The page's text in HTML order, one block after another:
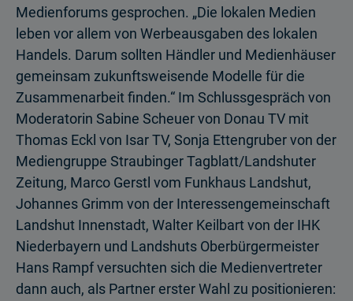
Medienforums gesprochen. „Die lokalen Medien
leben vor allem von Werbeausgaben des lokalen
Handels. Darum sollten Händler und Medienhäuser
gemeinsam zukunftsweisende Modelle für die
Zusammenarbeit finden.“ Im Schlussgespräch von
Moderatorin Sabine Scheuer von Donau TV mit
Thomas Eckl von Isar TV, Sonja Ettengruber von der
Mediengruppe Straubinger Tagblatt/Landshuter
Zeitung, Marco Gerstl vom Funkhaus Landshut,
Johannes Grimm von der Interessengemeinschaft
Landshut Innenstadt, Walter Keilbart von der IHK
Niederbayern und Landshuts Oberbürger­meister
Hans Rampf versuchten sich die Medienvertreter
dann auch, als Partner erster Wahl zu positionieren: